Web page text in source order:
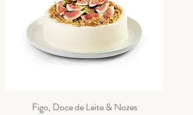
Figo, Doce de Leite & Nozes